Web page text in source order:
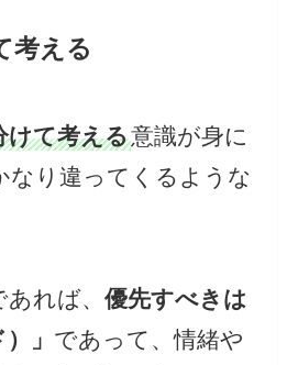
考える
けて考える意識が身に
なり違ってくるような
あれば、優先すべきは
」 であって、情緒や